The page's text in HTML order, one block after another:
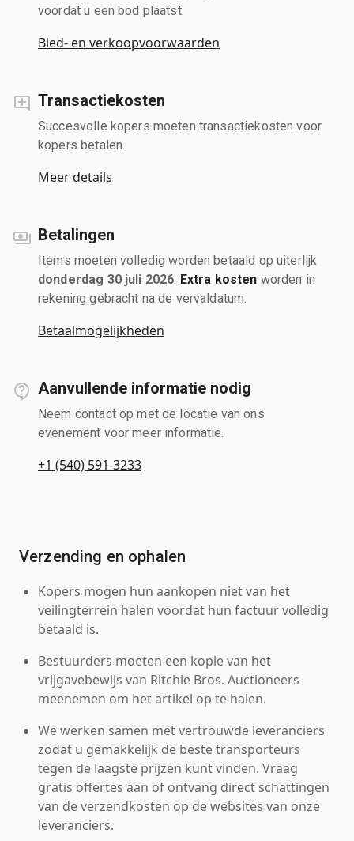
voordat u een bod plaatst.
Bied- en verkoopvoorwaarden
Transactiekosten
Succesvolle kopers moeten transactiekosten voor
kopers betalen.
Meer details
Betalingen
Items moeten volledig worden betaald op uiterlijk
donderdag 30 juli 2026 Extra kosten worden in
rekening gebracht na de vervaldatum.
Betaalmogelijkheden
Aanvullende informatie nodig
Neem contact op met de locatie van ons
evenement voor meer informatie.
+1 (540) 591-3233
Verzending en ophalen
Kopers mogen hun aankopen niet van het
veilingterrein halen voordat hun factuur volledig
betaald is.
Bestuurders moeten een kopie van het
vrijgavebewijs van Ritchie Bros. Auctioneers
meenemen om het artikel op te halen.
We werken samen met vertrouwde leveranciers
zodat u gemakkelijk de beste transporteurs
tegen de laagste prijzen kunt vinden. Vraag
gratis offertes aan of ontvang direct schattingen
van de verzendkosten op de websites van onze
leveranciers.